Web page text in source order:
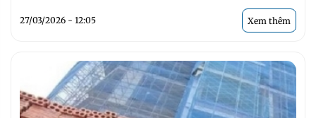
27/03/2026 - 12:05 Xem thêm